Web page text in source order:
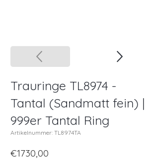
Trauringe TL8974 -
Tantal (Sandmatt fein) |
999er Tantal Ring
Artikelnummer: TL8974TA
€1730,00